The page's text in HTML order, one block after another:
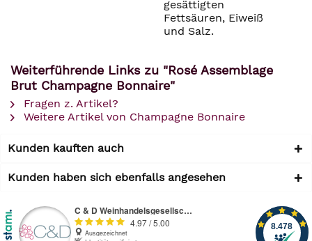
gesättigten
Fettsäuren, Eiweiß
und Salz.
Weiterführende Links zu "Rosé Assemblage
Brut Champagne Bonnaire"
Fragen z. Artikel?
Weitere Artikel von Champagne Bonnaire
Kunden kauften auch
Kunden haben sich ebenfalls angesehen